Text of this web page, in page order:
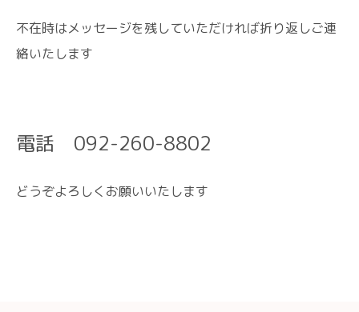
不在時はメッセージを残していただければ折り返しご連
絡いたします
電話 092-260-8802
どうぞよろしくお願いいたします